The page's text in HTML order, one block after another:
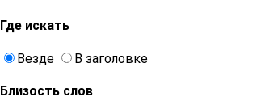
Где искать
Везде В заголовке
Близость слов